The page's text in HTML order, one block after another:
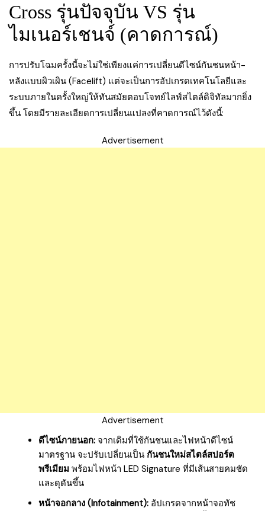
Cross รุ่นปัจจุบัน VS รุ่น
ไมเนอร์เชนจ์ (คาดการณ์)
การปรับโฉมครั้งนี้จะไม่ใช่เพียงแค่การเปลี่ยนดีไซน์กันชนหน้า-
หลังแบบผิวเผิน (Facelift) แต่จะเป็นการอัปเกรดเทคโนโลยีและ
ระบบภายในครั้งใหญ่ให้ทันสมัยตอบโจทย์ไลฟ์สไตล์ดิจิทัลมากยิ่ง
ขึ้น โดยมีรายละเอียดการเปลี่ยนแปลงที่คาดการณ์ไว้ดังนี้:
Advertisement
Advertisement
ดีไซน์ภายนอก: จากเดิมที่ใช้กันชนและไฟหน้าดีไซน์
มาตรฐาน จะปรับเปลี่ยนเป็น กันชนใหม่สไตล์สปอร์ต
พรีเมียม พร้อมไฟหน้า LED Signature ที่มีเส้นสายคมชัด
และดุดันขึ้น
หน้าจอกลาง (Infotainment): อัปเกรดจากหน้าจอทัช